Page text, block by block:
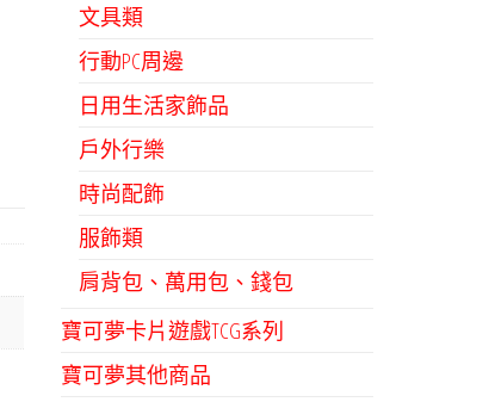
文具類
行動PC周邊
日用生活家飾品
戶外行樂
時尚配飾
服飾類
肩背包、萬用包、錢包
寶可夢卡片遊戲TCG系列
寶可夢其他商品